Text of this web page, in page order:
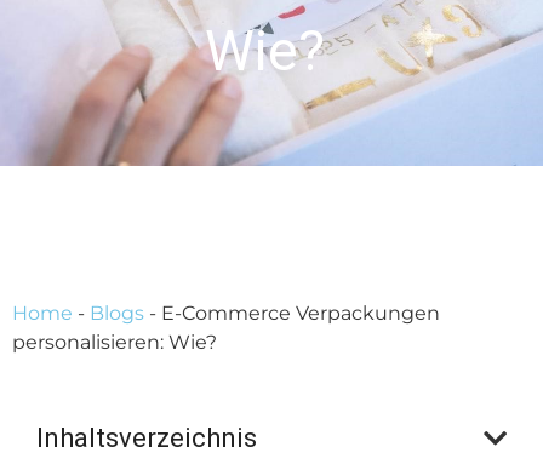
Wie?
Home - Blogs - E-Commerce Verpackungen
personalisieren: Wie?
Inhaltsverzeichnis